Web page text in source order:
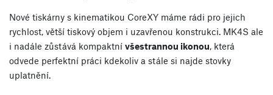
Nové tiskárny s kinematikou CoreXY máme rádi pro jejich
rychlost, větší tiskový objem i uzavřenou konstrukci. MK4S ale
i nadále zůstává kompaktní všestrannou ikonou, která
odvede perfektní práci kdekoliv a stále si najde stovky
uplatnění.